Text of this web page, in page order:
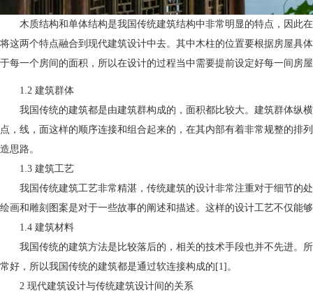
木质结构和单体结构是我国传统建筑结构中非常明显的特点，因此
将这两个特点融合到现代建筑设计中去。其中木柱的位置要根据房屋具
于每一个房间的面积，所以在设计的过程当中需要提前设定好每一间房
1.2 建筑群体
我国传统的建筑都是由建筑群构成的，面积都比较大。建筑群体纵
点，线，面这样的顺序连接和组合起来的，在其内部有着非常规整的排
造思路。
1.3 建筑工艺
我国传统建筑工艺非常精湛，传统建筑的设计非常注重对于细节的
绘画和雕刻图案是对于一些故事的阐述和描述。这样的设计工艺不仅能
1.4 建筑材料
我国传统的建筑方法是比较落后的，相关的技术手段也并不先进。
常好，所以我国传统的建筑都是通过软连接构成的[1]。
2 现代建筑设计与传统建筑设计间的关系